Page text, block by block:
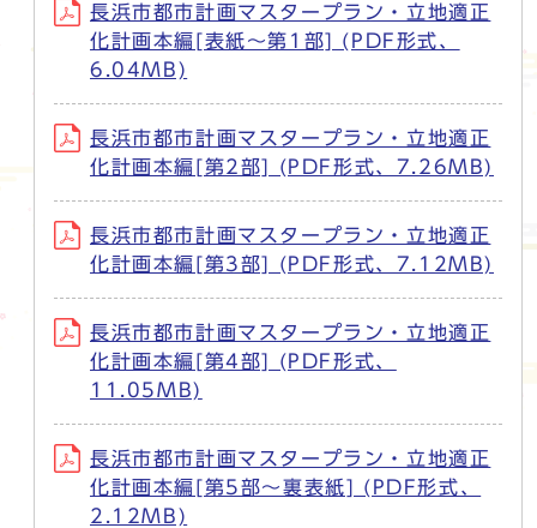
長浜市都市計画マスタープラン・立地適正
化計画本編[表紙～第1部] (PDF形式、
6.04MB)
長浜市都市計画マスタープラン・立地適正
化計画本編[第2部] (PDF形式、7.26MB)
長浜市都市計画マスタープラン・立地適正
化計画本編[第3部] (PDF形式、7.12MB)
長浜市都市計画マスタープラン・立地適正
化計画本編[第4部] (PDF形式、
11.05MB)
長浜市都市計画マスタープラン・立地適正
化計画本編[第5部～裏表紙] (PDF形式、
2.12MB)